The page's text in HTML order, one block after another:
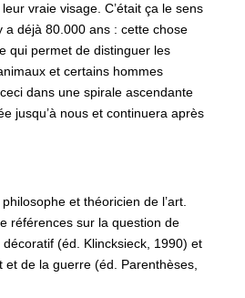
vraie visage. C’était ça le sens
a déjà 80.000 ans : cette chose
qui permet de distinguer les
et certains hommes
dans une spirale ascendante
jusqu’à nous et continuera après
et théoricien de l’art.
références sur la question de
décoratif (éd. Klincksieck, 1990) et
et de la guerre (éd. Parenthèses,